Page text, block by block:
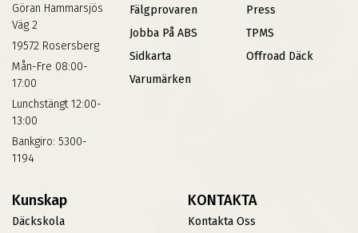
Göran Hammarsjös
Väg 2
19572 Rosersberg
Mån-Fre 08:00-
17:00
Lunchstängt 12:00-
13:00
Bankgiro: 5300-
1194
Fälgprovaren
Jobba På ABS
Sidkarta
Varumärken
Press
TPMS
Offroad Däck
Kunskap
Däckskola
KONTAKTA
Kontakta Oss